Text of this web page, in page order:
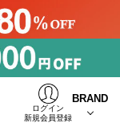
ログイン
新規会員登録
BRAND